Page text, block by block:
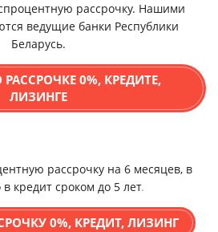
рассрочку. Нашими
ведущие банки Республики
Беларусь.
0%, КРЕДИТЕ,
ЛИЗИНГЕ
рассрочку на 6 месяцев, в
кредит сроком до 5 лет.
0%, КРЕДИТ, ЛИЗИНГ